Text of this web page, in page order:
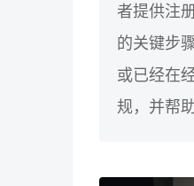
者提供注
的关键步
或已经在
规，并帮